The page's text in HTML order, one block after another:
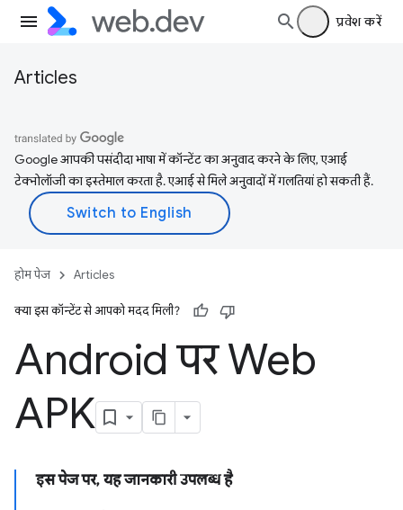
प्रवेश करें
Articles
Google आपकी पसंदीदा भाषा में कॉन्टेंट का अनुवाद करने के लिए, एआई
टेक्नोलॉजी का इस्तेमाल करता है. एआई से मिले अनुवादों में गलतियां हो सकती हैं.
होम पेज Articles
क्या इस कॉन्टेंट से आपको मदद मिली?
Android पर Web
APK
इस पेज पर, यह जानकारी उपलब्ध है